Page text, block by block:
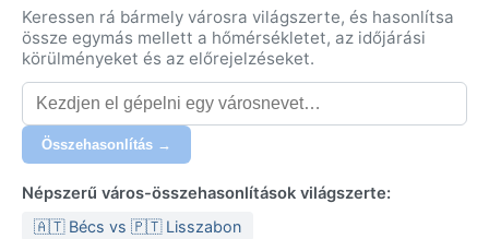
meghaladja a 35 °C-ot, a július-augusztusi
időszakban akár 40 °C fölé is kúszhat. A telek enyhék
és csapadékosak: december-februárban a nappali
hőmérséklet 10–15 °C körül mozog, az éjszakák
hűvösek, ritkán fagypont alattiak. A csapadék szinte
kizárólag novembertől áprilisig hullik, az éves
mennyiség 400-500 mm körüli. A páratartalom nyáron
Keressen rá bármely városra világszerte, és hasonlítsa
össze egymás mellett a hőmérsékletet, az időjárási
körülményeket és az előrejelzéseket.
Összehasonlítás →
Népszerű város-összehasonlítások világszerte:
🇦🇹 Bécs vs 🇵🇹 Lisszabon